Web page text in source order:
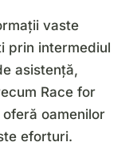
vaste
prin intermediul
asistență,
Race for
oamenilor
eforturi.